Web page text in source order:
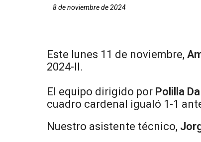
8 de noviembre de 2024
Este lunes 11 de noviembre,
2024-II.
El equipo dirigido por Polilla
cuadro cardenal igualó 1-1
Nuestro asistente técnico,